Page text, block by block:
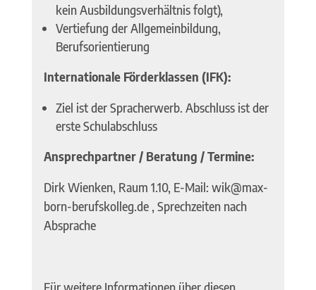
kein Ausbildungsverhältnis folgt),
Vertiefung der Allgemeinbildung,
Berufsorientierung
Internationale Förderklassen (IFK):
Ziel ist der Spracherwerb. Abschluss ist der
erste Schulabschluss
Ansprechpartner / Beratung / Termine:
Dirk Wienken, Raum 1.10, E-Mail: wik@max-
born-berufskolleg.de , Sprechzeiten nach
Absprache